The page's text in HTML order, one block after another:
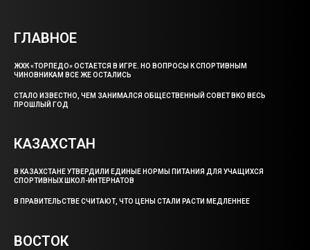
ГЛАВНОЕ
ЖХК «ТОРПЕДО» ОСТАЕТСЯ В ИГРЕ. НО ВОПРОСЫ К СПОРТИВНЫМ
ЧИНОВНИКАМ ВСЕ ЖЕ ОСТАЛИСЬ
СТАЛО ИЗВЕСТНО, ЧЕМ ЗАНИМАЛСЯ ОБЩЕСТВЕННЫЙ СОВЕТ ВКО ВЕСЬ
ПРОШЛЫЙ ГОД
КАЗАХСТАН
В КАЗАХСТАНЕ УТВЕРДИЛИ ЕДИНЫЕ НОРМЫ ПИТАНИЯ ДЛЯ УЧАЩИХСЯ
СПОРТИВНЫХ ШКОЛ-ИНТЕРНАТОВ
В ПРАВИТЕЛЬСТВЕ СЧИТАЮТ, ЧТО ЦЕНЫ СТАЛИ РАСТИ МЕДЛЕННЕЕ
ВОСТОК